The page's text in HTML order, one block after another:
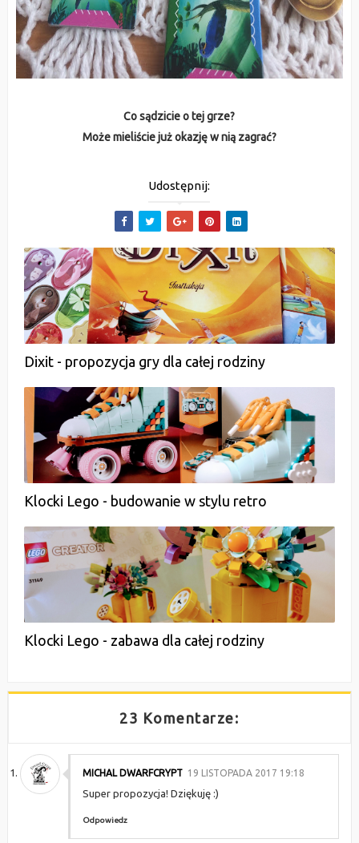
Co sądzicie o tej grze?
Może mieliście już okazję w nią zagrać?
Udostępnij:
Dixit - propozycja gry dla całej rodziny
Klocki Lego - budowanie w stylu retro
Klocki Lego - zabawa dla całej rodziny
23 Komentarze:
MICHAL DWARFCRYPT 19 LISTOPADA 2017 19:18
Super propozycja! Dziękuję :)
Odpowiedz